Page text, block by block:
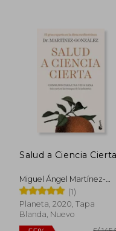
Salud a Ciencia Cierta
Miguel Ángel Martínez-
González
(1)
Planeta, 2020, Tapa
Blanda, Nuevo